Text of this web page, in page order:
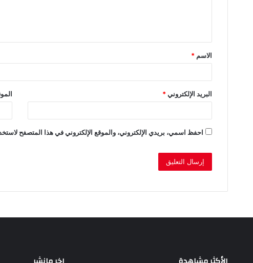
ق
*
الاسم *
البريد الإلكتروني*
احفظ اسمي، بريدي الإلكتروني، والموقع الإلكتروني في هذا المتصفح